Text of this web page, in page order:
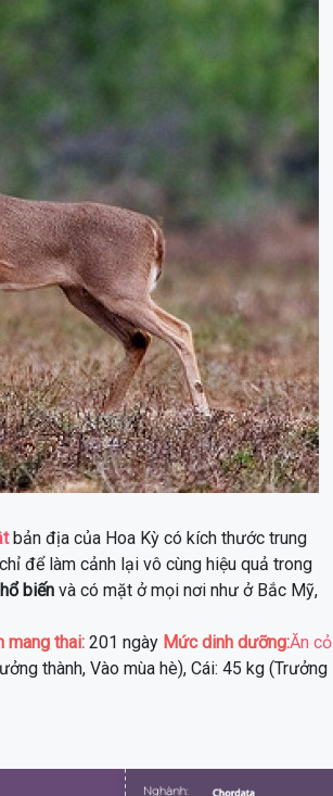
bản địa của Hoa Kỳ có kích thước trung
để làm cảnh lại vô cùng hiệu quả trong
biến và có mặt ở mọi nơi như ở Bắc Mỹ,
mang thai: 201 ngày Mức dinh dưỡng:Ăn cỏ
thành, Vào mùa hè), Cái: 45 kg (Trưởng